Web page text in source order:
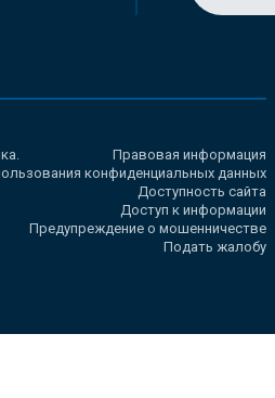
Правовая информация
конфиденциальных данных
Доступность сайта
Доступ к информации
Предупреждение о мошенничестве
Подать жалобу